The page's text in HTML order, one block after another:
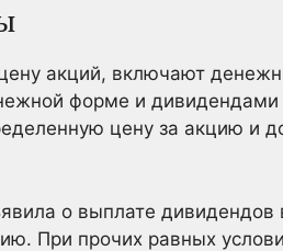
акций, включают
форме и дивидендами
цену за акцию и
о выплате
При прочих равных